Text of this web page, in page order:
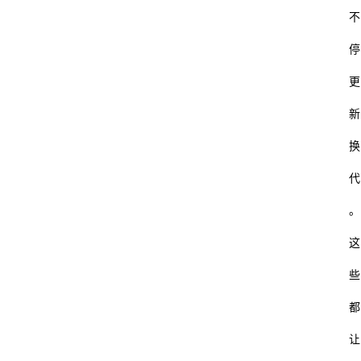
不
停
更
新
换
代
。
这
些
都
让